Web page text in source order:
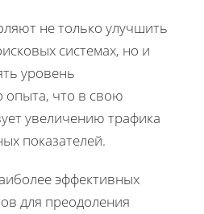
не только улучшить
системах, но и
уровень
опыта, что в свою
увеличению трафика
показателей.
эффективных
для преодоления